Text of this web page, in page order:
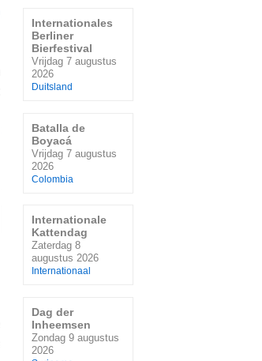
Internationales
Berliner
Bierfestival
Vrijdag 7 augustus
2026
Duitsland
Batalla de
Boyacá
Vrijdag 7 augustus
2026
Colombia
Internationale
Kattendag
Zaterdag 8
augustus 2026
Internationaal
Dag der
Inheemsen
Zondag 9 augustus
2026